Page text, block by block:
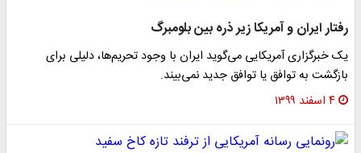
رفتار ایران و آمریکا زیر ذره بین بلومبرگ
یک خبرگزاری آمریکایی می‌گوید ایران با وجود تحریم‌ها، دلیلی برای
بازگشت به توافق یا توافق جدید نمی‌بیند.
۴ اسفند ۱۳۹۹